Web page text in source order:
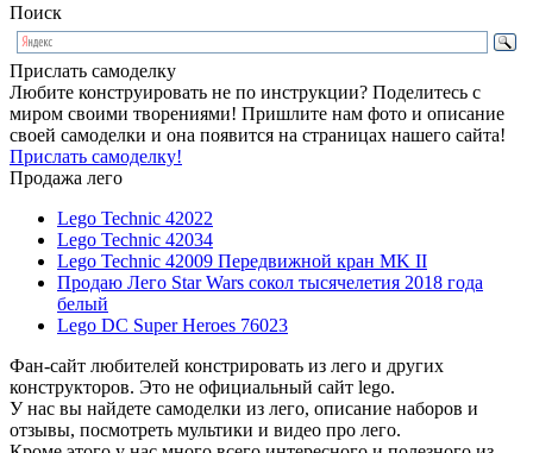
Поиск
Прислать самоделку
Любите конструировать не по инструкции? Поделитесь с
миром своими творениями! Пришлите нам фото и описание
своей самоделки и она появится на страницах нашего сайта!
Прислать самоделку!
Продажа лего
Lego Technic 42022
Lego Technic 42034
Lego Technic 42009 Передвижной кран MK II
Продаю Лего Star Wars сокол тысячелетия 2018 года
белый
Lego DC Super Heroes 76023
Фан-сайт любителей констрировать из лего и других
конструкторов. Это не официальный сайт lego.
У нас вы найдете самоделки из лего, описание наборов и
отзывы, посмотреть мультики и видео про лего.